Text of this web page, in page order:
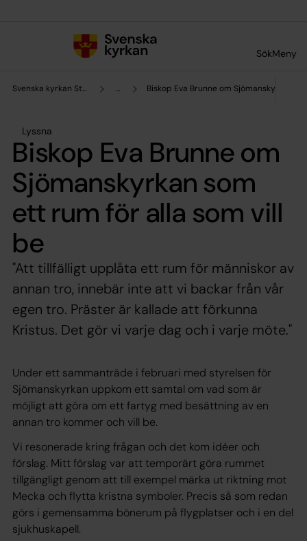
SökMeny
Svenska kyrkan Stockholms stift ... Biskop Eva Brunne om Sjömanskyrkan
Lyssna
Biskop Eva Brunne om
Sjömanskyrkan som
ett rum för alla som vill
be
"Att tillfälligt upplåta ett rum för människor av
annan tro, innebär inte att vi backar från vår
egen tro. Präster är kallade att förkunna
Kristus. Det gör vi varje dag och i varje möte."
Under ett sammanträde i februari med styrelsen för
Sjömanskyrkan uppkom ett samtal om vad som är
möjligt att göra om ett fartyg med besättning av en
annan tro kommer och vill be.
Vi resonerade kring frågan och det kom idéer och
förslag. Mitt förslag var att temporärt göra rummet
tillgängligt genom att till exempel märka ut riktning mot
Mecka och flytta kristna symboler. Precis så som redan
görs i gemensamma bönerum på flygplatser och i en del
sjukhuskapell.